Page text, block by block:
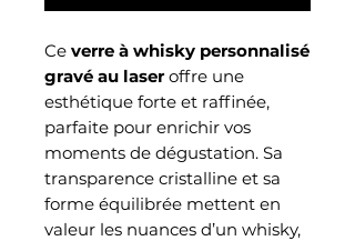
Ce verre à whisky personnalisé
gravé au laseroffre une
esthétique forte et raffinée,
parfaite pour enrichir vos
moments de dégustation. Sa
transparence cristalline et sa
forme équilibrée mettent en
valeur les nuances d’un whisky,